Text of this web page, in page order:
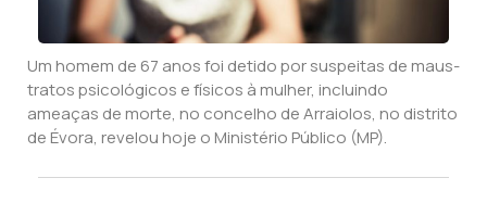
Um homem de 67 anos foi detido por suspeitas de maus-
tratos psicológicos e físicos à mulher, incluindo
ameaças de morte, no concelho de Arraiolos, no distrito
de Évora, revelou hoje o Ministério Público (MP).